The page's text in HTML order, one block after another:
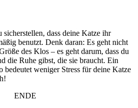
dass deine Katze ihr
benutzt. Denk daran: Es geht nicht
des Klos – es geht darum, dass du
die Ruhe gibst, die sie braucht. Ein
bedeutet weniger Stress für deine Katze
ENDE